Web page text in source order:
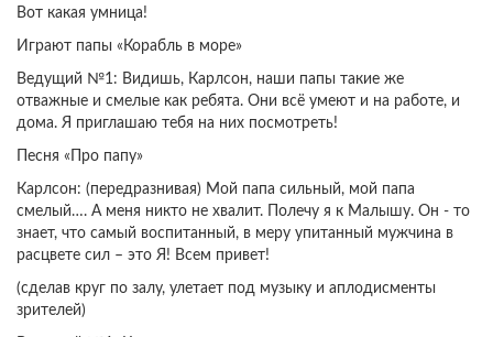
Вот какая умница!
Играют папы «Корабль в море»
Ведущий №1: Видишь, Карлсон, наши папы такие же
отважные и смелые как ребята. Они всё умеют и на работе, и
дома. Я приглашаю тебя на них посмотреть!
Песня «Про папу»
Карлсон: (передразнивая) Мой папа сильный, мой папа
смелый…. А меня никто не хвалит. Полечу я к Малышу. Он - то
знает, что самый воспитанный, в меру упитанный мужчина в
расцвете сил – это Я! Всем привет!
(сделав круг по залу, улетает под музыку и аплодисменты
зрителей)